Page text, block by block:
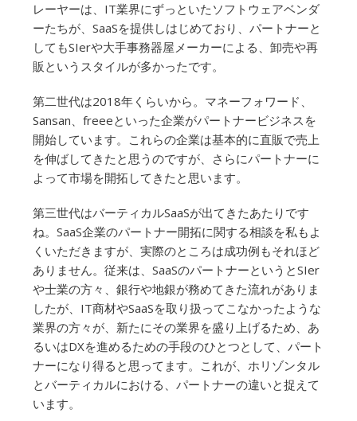
レーヤーは、IT業界にずっといたソフトウェアベンダ
ーたちが、SaaSを提供しはじめており、パートナーと
してもSIerや大手事務器屋メーカーによる、卸売や再
販というスタイルが多かったです。
第二世代は2018年くらいから。マネーフォワード、
Sansan、freeeといった企業がパートナービジネスを
開始しています。これらの企業は基本的に直販で売上
を伸ばしてきたと思うのですが、さらにパートナーに
よって市場を開拓してきたと思います。
第三世代はバーティカルSaaSが出てきたあたりです
ね。SaaS企業のパートナー開拓に関する相談を私もよ
くいただきますが、実際のところは成功例もそれほど
ありません。従来は、SaaSのパートナーというとSIer
や士業の方々、銀行や地銀が務めてきた流れがありま
したが、IT商材やSaaSを取り扱ってこなかったような
業界の方々が、新たにその業界を盛り上げるため、あ
るいはDXを進めるための手段のひとつとして、パート
ナーになり得ると思ってます。これが、ホリゾンタル
とバーティカルにおける、パートナーの違いと捉えて
います。